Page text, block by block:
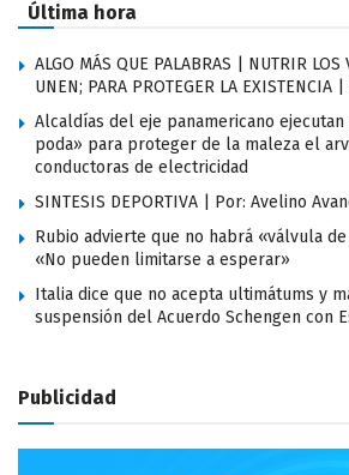
Última hora
ALGO MÁS QUE PALABRAS | NUTRIR LOS
UNEN; PARA PROTEGER LA
Alcaldías del eje panamericano
poda» para proteger de la maleza el
conductoras de electricidad
SINTESIS DEPORTIVA | Por: Avelino
Rubio advierte que no habrá «válvula
«No pueden limitarse a esperar»
Italia dice que no acepta ultimátums y
suspensión del Acuerdo Schengen con
Publicidad